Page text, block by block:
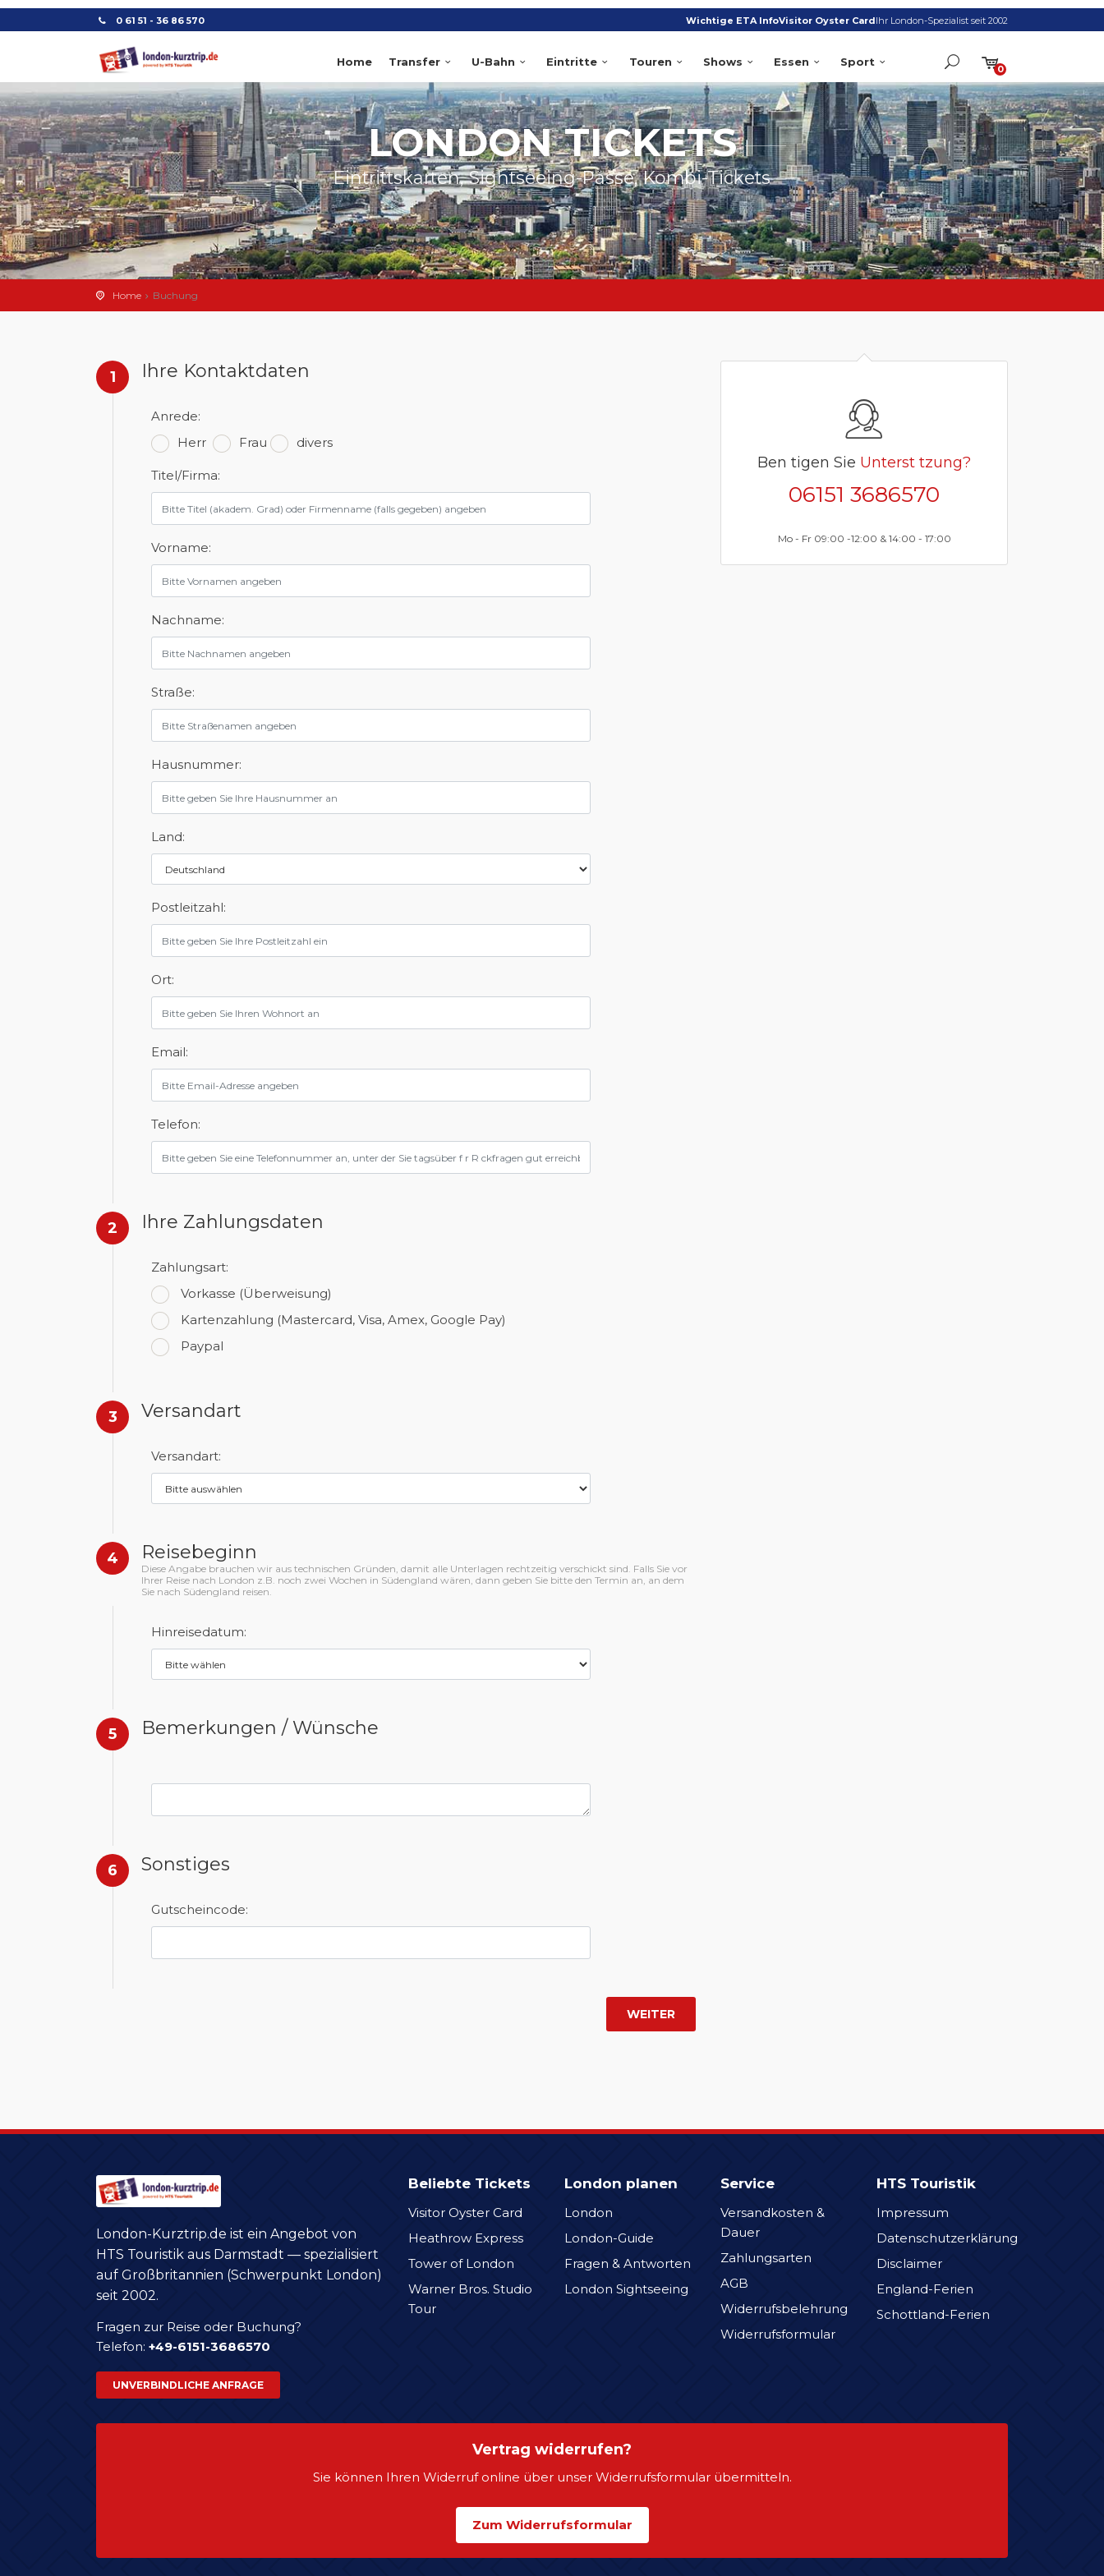
0 61 51 - 36 86 570 Wichtige ETA InfoVisitor Oyster CardIhr London-Spezialist seit 2002
Home Transfer U-Bahn Eintritte Touren Shows Essen Sport
0
LONDON TICKETS
Eintrittskarten, Sightseeing-Pässe, Kombi-Tickets
Home Buchung
1 Ihre Kontaktdaten
Anrede:
Herr
Frau divers
Titel/Firma:
Vorname:
Nachname:
Straße:
Hausnummer:
Land:
Postleitzahl:
Ort:
Email:
Telefon:
2 Ihre Zahlungsdaten
Zahlungsart:
Vorkasse (Überweisung)
Kartenzahlung (Mastercard, Visa, Amex, Google Pay)
Paypal
3 Versandart
Versandart:
4 Reisebeginn
Diese Angabe brauchen wir aus technischen Gründen, damit alle Unterlagen rechtzeitig verschickt sind. Falls Sie vor
Ihrer Reise nach London z.B. noch zwei Wochen in Südengland wären, dann geben Sie bitte den Termin an, an dem
Sie nach Südengland reisen.
Hinreisedatum:
5 Bemerkungen / Wünsche
6 Sonstiges
Gutscheincode:
Ben tigen Sie Unterst tzung?
06151 3686570
Mo - Fr 09:00 -12:00 & 14:00 - 17:00
London-Kurztrip.de ist ein Angebot von
HTS Touristik aus Darmstadt — spezialisiert
auf Großbritannien (Schwerpunkt London)
seit 2002.
Fragen zur Reise oder Buchung?
Telefon: +49-6151-3686570
UNVERBINDLICHE ANFRAGE
Beliebte Tickets
Visitor Oyster Card
Heathrow Express
Tower of London
Warner Bros. Studio
Tour
London planen
London
London-Guide
Fragen & Antworten
London Sightseeing
Service
Versandkosten &
Dauer
Zahlungsarten
AGB
Widerrufsbelehrung
Widerrufsformular
HTS Touristik
Impressum
Datenschutzerklärung
Disclaimer
England-Ferien
Schottland-Ferien
Vertrag widerrufen?
Sie können Ihren Widerruf online über unser Widerrufsformular übermitteln.
Zum Widerrufsformular